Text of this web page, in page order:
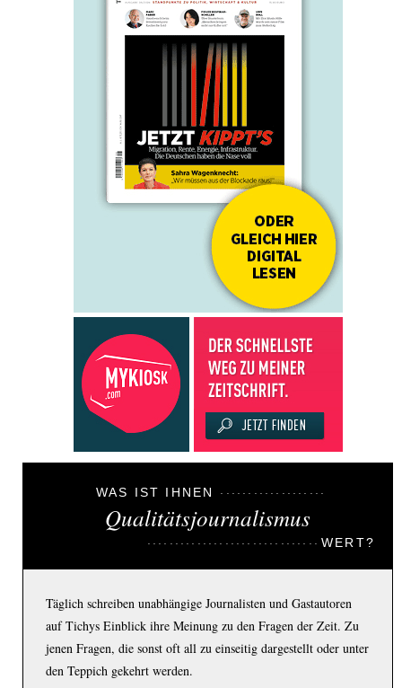
WAS IST IHNEN
Qualitätsjournalismus
WERT?
Täglich schreiben unabhängige Journalisten und Gastautoren
auf Tichys Einblick ihre Meinung zu den Fragen der Zeit. Zu
jenen Fragen, die sonst oft all zu einseitig dargestellt oder unter
den Teppich gekehrt werden.